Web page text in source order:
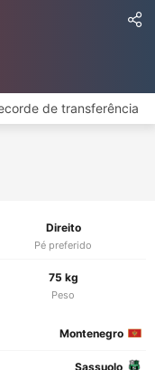
de transferência
Direito
Pé preferido
75 kg
Peso
Montenegro
Sassuolo